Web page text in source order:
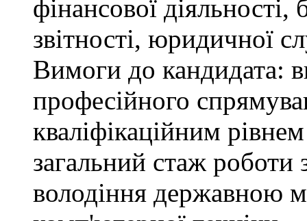
фінансової діяльності,
звітності, юридичної
Вимоги до кандидата:
професійного
кваліфікаційним
загальний стаж
володіння державною